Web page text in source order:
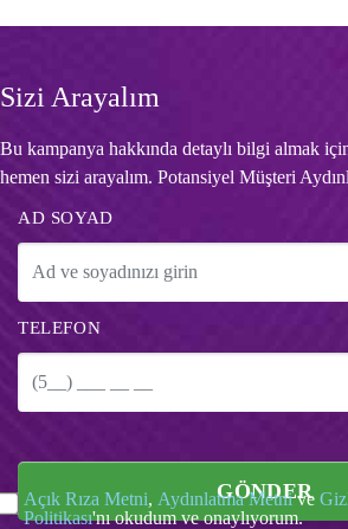
Sizi Arayalım
Bu kampanya hakkında detaylı bilgi almak
hemen sizi arayalım. Potansiyel Müşteri
AD SOYAD
TELEFON
GÖNDER
Açık Rıza Metni, Aydınlatma Metnive
Politikası'nı okudum ve onaylıyorum.